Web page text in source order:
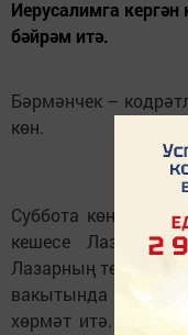
Иерусалимга кергән
бәйрәм итә.
Бәрмәнчек –
көн.
Изге
Суббота көнне
кешесе Лазарьны
Лазарның терелүен
вакытында кылган
хөрмәт итә. Бу –